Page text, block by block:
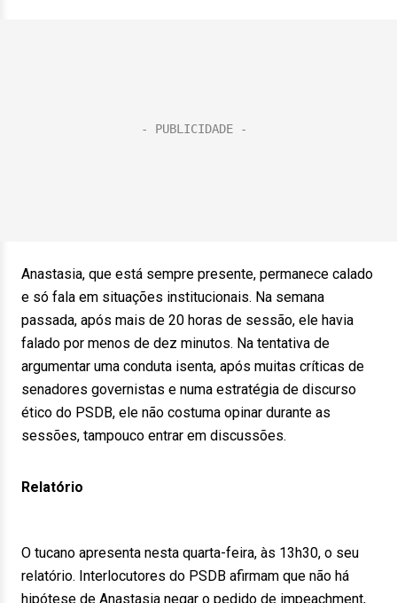
Anastasia, que está sempre presente, permanece calado
e só fala em situações institucionais. Na semana
passada, após mais de 20 horas de sessão, ele havia
falado por menos de dez minutos. Na tentativa de
argumentar uma conduta isenta, após muitas críticas de
senadores governistas e numa estratégia de discurso
ético do PSDB, ele não costuma opinar durante as
sessões, tampouco entrar em discussões.
Relatório
O tucano apresenta nesta quarta-feira, às 13h30, o seu
relatório. Interlocutores do PSDB afirmam que não há
hipótese de Anastasia negar o pedido de impeachment,